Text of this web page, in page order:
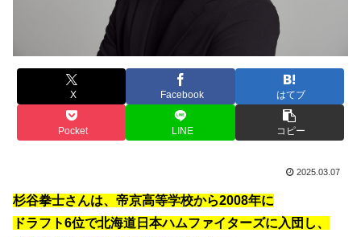
X Facebook はてブ
Pocket LINE コピー
2025.03.07
杉谷拳士さんは、帝京高等学校から2008年に
ドラフト6位で北海道日本ハムファイターズに入団し、